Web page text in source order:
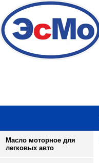
Масло моторное для
легковых авто